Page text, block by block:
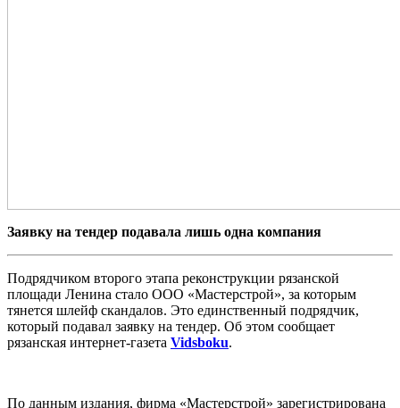
Заявку на тендер подавала лишь одна компания
Подрядчиком второго этапа реконструкции рязанской
площади Ленина стало ООО «Мастерстрой», за которым
тянется шлейф скандалов. Это единственный подрядчик,
который подавал заявку на тендер. Об этом сообщает
рязанская интернет-газета Vidsboku.
По данным издания, фирма «Мастерстрой» зарегистрирована